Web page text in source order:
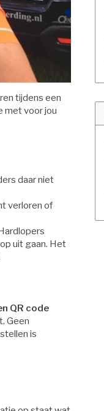
tijdens een
met voor jou
daar niet
verloren of
uit gaan. Het
QR code
Geen
is